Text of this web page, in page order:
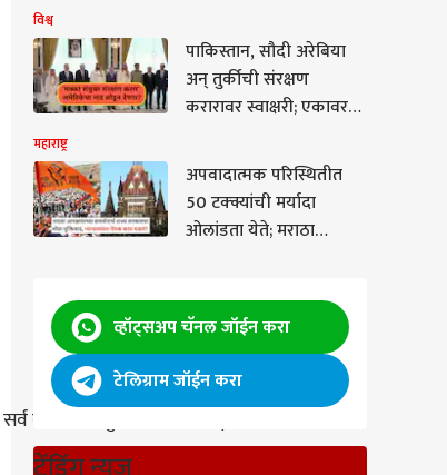
सर्वबातम्यांचे सुपरफास्ट अपडेट्स
अन् ‘कैलाश-शिवालिक’ कोड
विश्व
पाकिस्तान, सौदी अरेबिया
अन् तुर्कीची संरक्षण
करारावर स्वाक्षरी; एकावरचा
जाणार! संयुक्त प्रशिक्षण,
सुरक्षा सहकार्य वाढणार,
भारताची किती डोकेदुखी
महाराष्ट्र
अपवादात्मक परिस्थितीत
50 टक्क्यांची मर्यादा
ओलांडता येते; मराठा
न्यायालयात नेमकं काय
घडलं?
व्हॉट्सअप चॅनल जॉईन करा
टेलिग्राम जॉईन करा